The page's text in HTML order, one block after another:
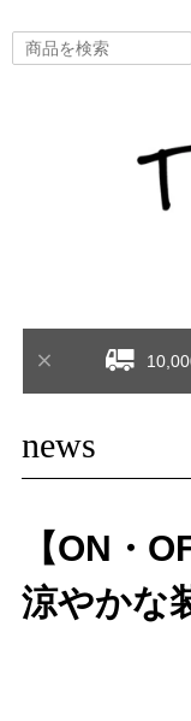
news
【ON・
涼やかな